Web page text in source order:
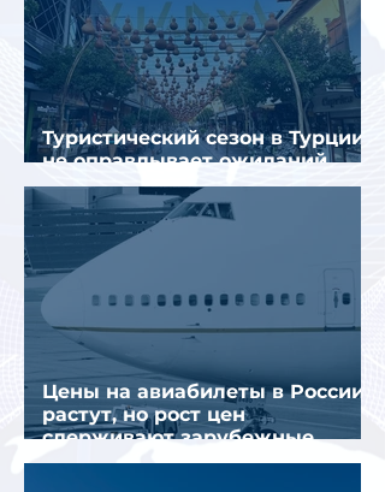
Туристический сезон в Турции
не оправдывает ожиданий
отрасли
Цены на авиабилеты в России
растут, но рост цен
сдерживают зарубежные
конкуренты